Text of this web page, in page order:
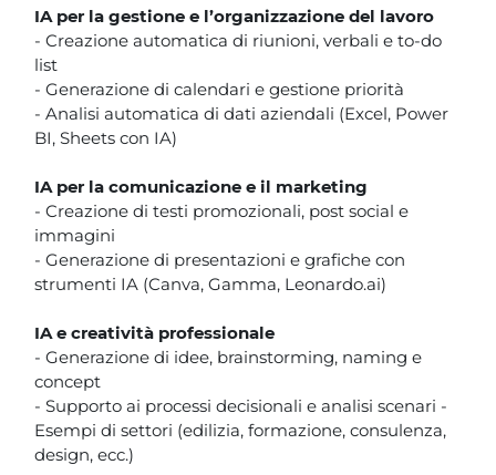
IA per la gestione e l’organizzazione del lavoro
- Creazione automatica di riunioni, verbali e to-do
list
- Generazione di calendari e gestione priorità
- Analisi automatica di dati aziendali (Excel, Power
BI, Sheets con IA)
IA per la comunicazione e il marketing
- Creazione di testi promozionali, post social e
immagini
- Generazione di presentazioni e grafiche con
strumenti IA (Canva, Gamma, Leonardo.ai)
IA e creatività professionale
- Generazione di idee, brainstorming, naming e
concept
- Supporto ai processi decisionali e analisi scenari -
Esempi di settori (edilizia, formazione, consulenza,
design, ecc.)